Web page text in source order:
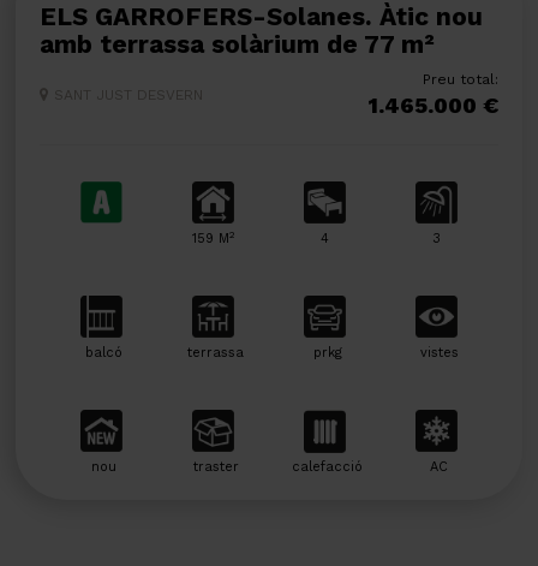
ELS GARROFERS-Solanes. Àtic nou
amb terrassa solàrium de 77 m²
SANT JUST DESVERN
Preu total:
1.465.000 €
159 M 2 4 3
balcó terrassa prkg vistes
nou traster calefacció AC